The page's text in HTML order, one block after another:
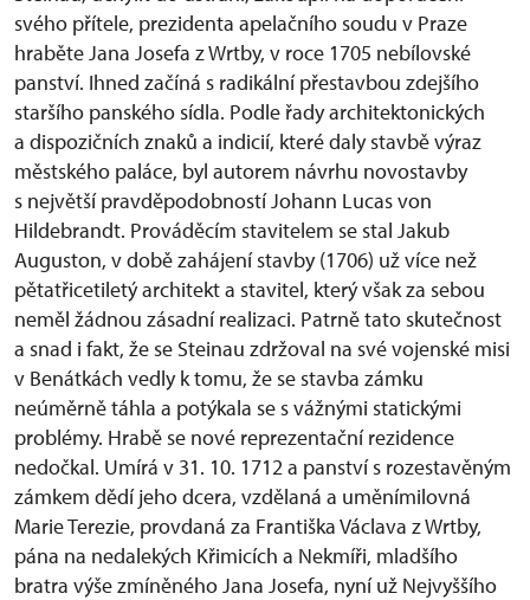
svého přítele, prezidenta apelačního soudu v Praze
hraběte Jana Josefa z Wrtby, v roce 1705 nebílovské
panství. Ihned začíná s radikální přestavbou zdejšího
staršího panského sídla. Podle řady architektonických
a dispozičních znaků a indicií, které daly stavbě výraz
městského paláce, byl autorem návrhu novostavby
s největší pravděpodobností Johann Lucas von
Hildebrandt. Prováděcím stavitelem se stal Jakub
Auguston, v době zahájení stavby (1706) už více než
pětatřicetiletý architekt a stavitel, který však za sebou
neměl žádnou zásadní realizaci. Patrně tato skutečnost
a snad i fakt, že se Steinau zdržoval na své vojenské misi
v Benátkách vedly k tomu, že se stavba zámku
neúměrně táhla a potýkala se s vážnými statickými
problémy. Hrabě se nové reprezentační rezidence
nedočkal. Umírá v 31. 10. 1712 a panství s rozestavěným
zámkem dědí jeho dcera, vzdělaná a uměnímilovná
Marie Terezie, provdaná za Františka Václava z Wrtby,
pána na nedalekých Křimicích a Nekmíři, mladšího
bratra výše zmíněného Jana Josefa, nyní už Nejvyššího